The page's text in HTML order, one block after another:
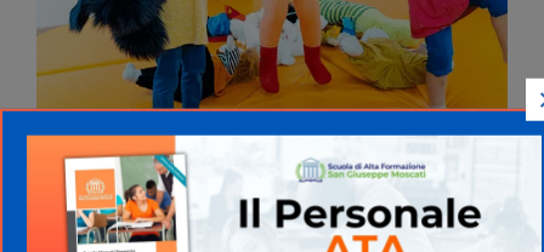
CONCORSO DOCENTI
Educatori: In Lombardia Accesso Agevolato A
Tale Ruolo